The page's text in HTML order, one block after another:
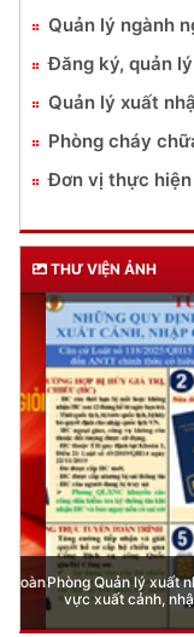
Quản lý ngành
Đăng ký, quản
Quản lý xuất
Phòng cháy
Đơn vị thực hiện
THƯ VIỆN ẢNH
Phòng Quản lý xuất
vực xuất cảnh, nhập